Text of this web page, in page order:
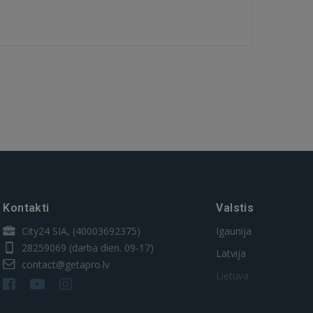
Kontakti
City24 SIA, (40003692375)
28259069 (darba dien. 09-17)
contact@getapro.lv
Valstis
Igaunija
Latvija
Lietuva